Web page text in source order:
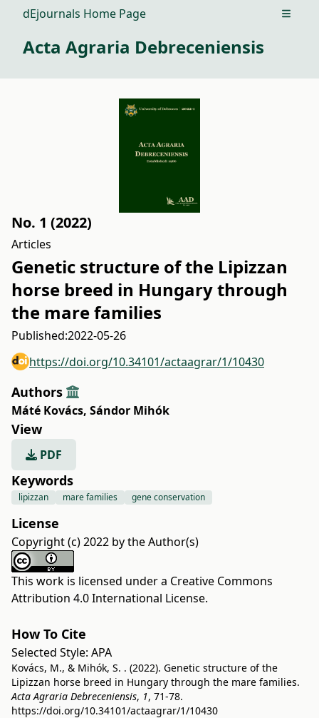
dEjournals Home Page Open
Acta Agraria Debreceniensis
No. 1 (2022)
Articles
Genetic structure of the Lipizzan
horse breed in Hungary through
the mare families
Published:2022-05-26
https://doi.org/10.34101/actaagrar/1/10430
Authors
Máté Kovács, Sándor Mihók
View
PDF
Keywords
lipizzan mare families gene conservation
License
Copyright (c) 2022 by the Author(s)
This work is licensed under a Creative Commons
Attribution 4.0 International License.
How To Cite
Selected Style: APA
Kovács, M., & Mihók, S. . (2022). Genetic structure of the
Lipizzan horse breed in Hungary through the mare families.
Acta Agraria Debreceniensis, 1, 71-78.
https://doi.org/10.34101/actaagrar/1/10430